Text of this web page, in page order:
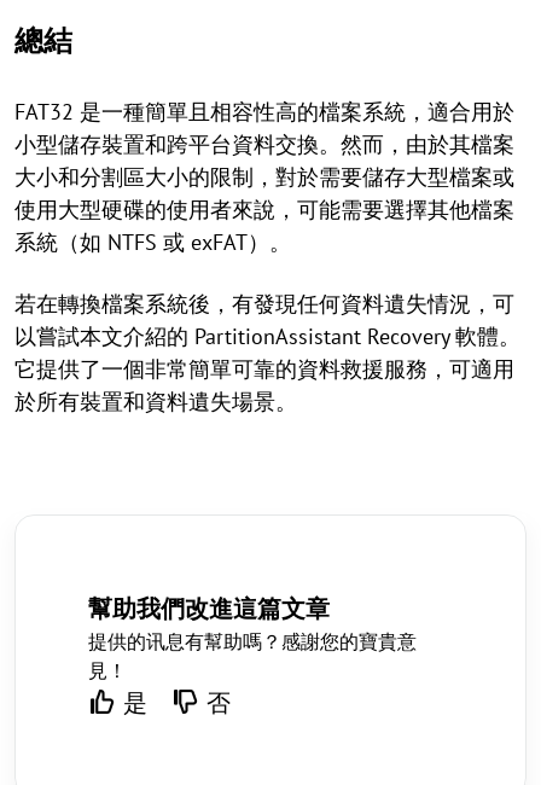
總結
FAT32 是一種簡單且相容性高的檔案系統，適合用於
小型儲存裝置和跨平台資料交換。然而，由於其檔案
大小和分割區大小的限制，對於需要儲存大型檔案或
使用大型硬碟的使用者來說，可能需要選擇其他檔案
系統（如 NTFS 或 exFAT）。
若在轉換檔案系統後，有發現任何資料遺失情況，可
以嘗試本文介紹的 PartitionAssistant Recovery 軟體。
它提供了一個非常簡單可靠的資料救援服務，可適用
於所有裝置和資料遺失場景。
幫助我們改進這篇文章
提供的讯息有幫助嗎？感謝您的寶貴意
見！
是 否